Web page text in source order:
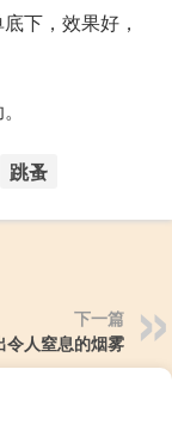
下，效果好，
跳蚤
下一篇
令人窒息的烟雾